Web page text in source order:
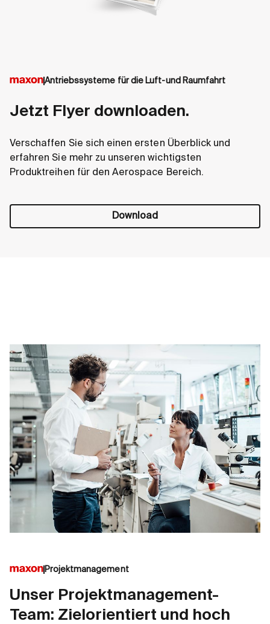
Antriebssysteme für die Luft-und Raumfahrt
Jetzt Flyer downloaden.
Verschaffen Sie sich einen ersten Überblick und
erfahren Sie mehr zu unseren wichtigsten
Produktreihen für den Aerospace Bereich.
Download
Projektmanagement
Unser Projektmanagement-
Team: Zielorientiert und hoch